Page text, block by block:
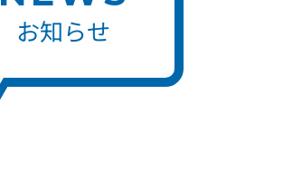
お知らせ